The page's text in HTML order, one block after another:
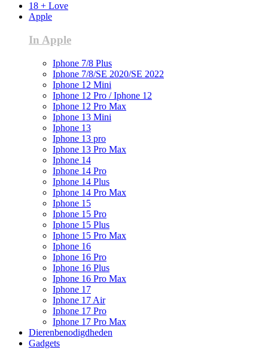
18 + Love
Apple
In Apple
Iphone 7/8 Plus
Iphone 7/8/SE 2020/SE 2022
Iphone 12 Mini
Iphone 12 Pro / Iphone 12
Iphone 12 Pro Max
Iphone 13 Mini
Iphone 13
Iphone 13 pro
Iphone 13 Pro Max
Iphone 14
Iphone 14 Pro
Iphone 14 Plus
Iphone 14 Pro Max
Iphone 15
Iphone 15 Pro
Iphone 15 Plus
Iphone 15 Pro Max
Iphone 16
Iphone 16 Pro
Iphone 16 Plus
Iphone 16 Pro Max
Iphone 17
Iphone 17 Air
Iphone 17 Pro
Iphone 17 Pro Max
Dierenbenodigdheden
Gadgets